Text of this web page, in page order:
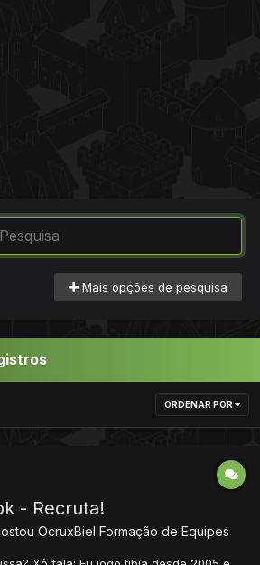
Mais opções de pesquisa
ORDENAR POR
- Recruta!
OcruxBiel Formação de Equipes